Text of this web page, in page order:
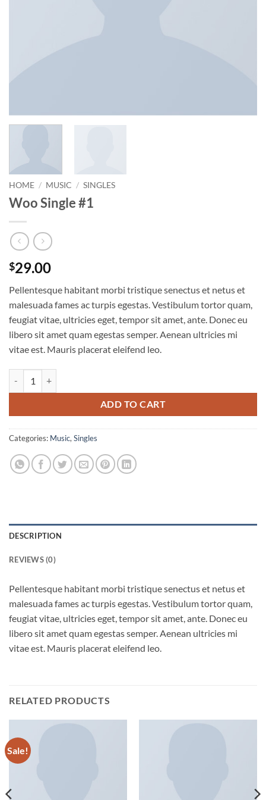
HOME / MUSIC / SINGLES
Woo Single #1
$29.00
Pellentesque habitant morbi tristique senectus et netus et
malesuada fames ac turpis egestas. Vestibulum tortor quam,
feugiat vitae, ultricies eget, tempor sit amet, ante. Donec eu
libero sit amet quam egestas semper. Aenean ultricies mi
vitae est. Mauris placerat eleifend leo.
ADD TO CART
Categories: Music, Singles
DESCRIPTION
REVIEWS (0)
Pellentesque habitant morbi tristique senectus et netus et
malesuada fames ac turpis egestas. Vestibulum tortor quam,
feugiat vitae, ultricies eget, tempor sit amet, ante. Donec eu
libero sit amet quam egestas semper. Aenean ultricies mi
vitae est. Mauris placerat eleifend leo.
RELATED PRODUCTS
Sale!